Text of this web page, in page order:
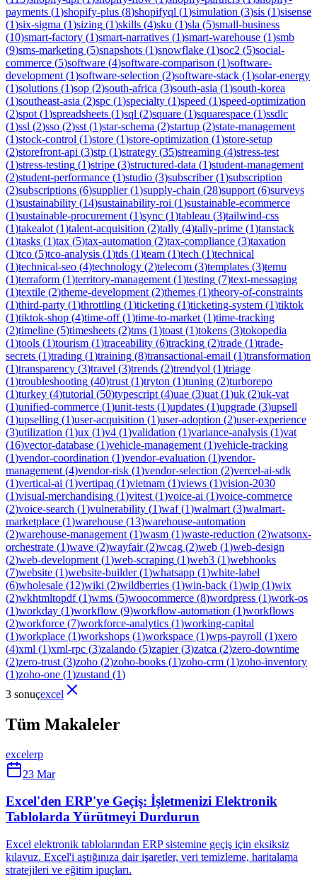
payments (1)shopify-plus (8)shopifyql (1)simulation (3)sis (1)sisense
(1)six-sigma (1)sizing (1)skills (4)sku (1)sla (5)small-business
(10)smart-factory (1)smart-narratives (1)smart-warehouse (1)smb
(9)sms-marketing (5)snapshots (1)snowflake (1)soc2 (5)social-
commerce (5)software (4)software-comparison (1)software-
development (1)software-selection (2)software-stack (1)solar-energy
(1)solutions (1)sop (2)south-africa (3)south-asia (1)south-korea
(1)southeast-asia (2)spc (1)specialty (1)speed (1)speed-optimization
(2)spot (1)spreadsheets (1)sql (2)square (1)squarespace (1)ssdlc
(1)ssl (2)sso (2)sst (1)star-schema (2)startup (2)state-management
(1)stock-control (1)store (1)store-optimization (1)store-setup
(2)storefront-api (3)stp (1)strategy (35)streaming (4)stress-test
(1)stress-testing (1)stripe (3)structured-data (1)student-management
(2)student-performance (1)studio (3)subscriber(1)subscription
(2)subscriptions (6)supplier(1)supply-chain (28)support (6)surveys
(1)sustainability (14)sustainability-roi (1)sustainable-ecommerce
(1)sustainable-procurement (1)sync (1)tableau (3)tailwind-css
(1)takealot (1)talent-acquisition (2)tally (4)tally-prime (1)tanstack
(1)tasks (1)tax (5)tax-automation (2)tax-compliance (3)taxation
(1)tco (5)tco-analysis (1)tds (1)team (1)tech (1)technical
(1)technical-seo (4)technology (2)telecom (3)templates (3)temu
(1)terraform (1)territory-management (1)testing (7)text-messaging
(1)textile (2)theme-development (2)themes (1)theory-of-constraints
(1)third-party (1)throttling (1)ticketing (1)ticketing-system (1)tiktok
(1)tiktok-shop (4)time-off(1)time-to-market (1)time-tracking
(2)timeline (5)timesheets (2)tms (1)toast (1)tokens (3)tokopedia
(1)tools (1)tourism (1)traceability (6)tracking (2)trade (1)trade-
secrets (1)trading (1)training (8)transactional-email (1)transformation
(1)transparency (3)travel (3)trends (2)trendyol (1)triage
(1)troubleshooting (40)trust (1)tryton (1)tuning (2)turborepo
(1)turkey (4)tutorial (50)typescript (4)uae (3)uat (1)uk (2)uk-vat
(1)unified-commerce (1)unit-tests (1)updates (1)upgrade (3)upsell
(1)upselling (1)user-acquisition (1)user-adoption (2)user-experience
(3)utilization (1)ux (1)v4 (1)validation (1)variance-analysis (1)vat
(16)vector-database (1)vehicle-management (1)vehicle-tracking
(1)vendor-coordination (1)vendor-evaluation (1)vendor-
management (4)vendor-risk (1)vendor-selection (2)vercel-ai-sdk
(1)vertical-ai (1)vertipaq (1)vietnam (1)views (1)vision-2030
(1)visual-merchandising (1)vitest (1)voice-ai (1)voice-commerce
(2)voice-search (1)vulnerability (1)waf(1)walmart (3)walmart-
marketplace (1)warehouse (13)warehouse-automation
(2)warehouse-management (1)wasm (1)waste-reduction (2)watsonx-
orchestrate (1)wave (2)wayfair(2)wcag (2)web (1)web-design
(2)web-development (1)web-scraping (1)web3 (1)webhooks
(7)website (1)website-builder(1)whatsapp (1)white-label
(6)wholesale (12)wiki (2)wildberries (1)win-back (1)wip (1)wix
(2)wkhtmltopdf(1)wms (5)woocommerce (8)wordpress (1)work-os
(1)workday (1)workflow (9)workflow-automation (1)workflows
(2)workforce (7)workforce-analytics (1)working-capital
(1)workplace (1)workshops (1)workspace (1)wps-payroll (1)xero
(4)xml (1)xml-rpc (3)zalando (5)zapier(3)zatca (2)zero-downtime
(2)zero-trust (3)zoho (2)zoho-books (1)zoho-crm (1)zoho-inventory
(1)zoho-one (1)zustand (1)
3 sonuçexcel
Tüm Makaleler
excelerp
23 Mar
Excel'den ERP'ye Geçiş: İşletmenizi Elektronik
Tablolarda Yürütmeyi Durdurun
Excel elektronik tablolarından ERP sistemine geçiş için eksiksiz
kılavuz. Excel'i aştığınıza dair işaretler, veri temizleme, haritalama
stratejileri ve eğitim ipuçları.